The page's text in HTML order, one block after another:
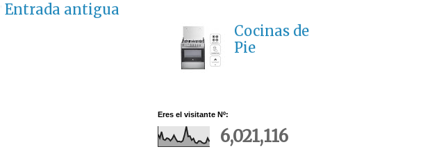
Entrada antigua
Cocinas de
Pie
Eres el visitante Nº:
6,021,116